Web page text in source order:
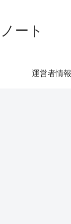
ート
運営者情報